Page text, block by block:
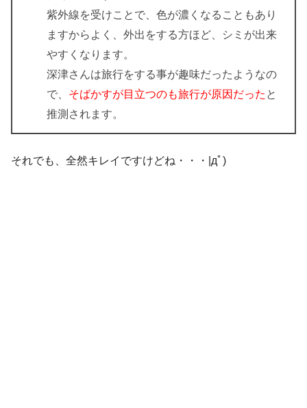
紫外線を受けことで、色が濃くなることもあり
ますからよく、外出をする方ほど、シミが出来
やすくなります。
深津さんは旅行をする事が趣味だったようなの
で、 そばかすが目立つのも旅行が原因だった と
推測されます。
それでも、全然キレイですけどね・・・|дﾟ)